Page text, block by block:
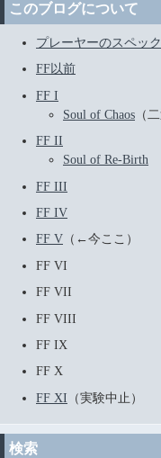
このブログについて
プレーヤーのスペック
FF以前
FF I
Soul of Chaos （
FF II
Soul of Re-Birth
FF III
FF IV
FF V （←今ここ）
FF VI
FF VII
FF VIII
FF IX
FF X
FF XI （実験中止）
検索